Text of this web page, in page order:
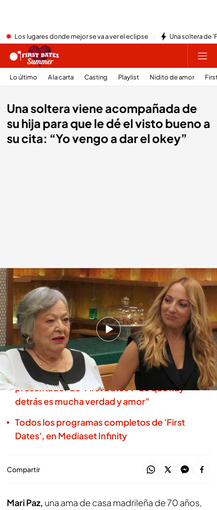
Los lugares donde mejor se va a ver el eclipse Una soltera de
Lo último A la carta Casting Playlist Nidito de amor
Una soltera viene acompañada de
su hija para que le dé el visto bueno a
su cita: “Yo vengo a dar el okey”
Mari Paz e Inma 'First Dates'
First Dates
30 MAR 2026 - 22:50h.
Mari Paz viene acompañada de su hija para que
le de el visto bueno a su cita
Carlos Sobera rememora su trayectoria como
presentador de 'First Dates': "Lo que hay
detrás es mucha verdad y amor"
Todos los programas completos de 'First
Dates', en Mediaset Infinity
Compartir
Mari Paz, una ama de casa madrileña de 70 años,